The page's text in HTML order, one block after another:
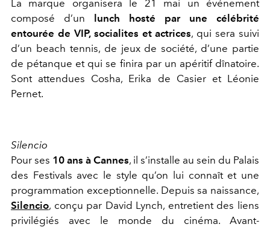
La marque organisera le 21 mai un événement
composé d’un lunch hosté par une célébrité
entourée de VIP, socialites et actrices, qui sera suivi
d’un beach tennis, de jeux de société, d’une partie
de pétanque et qui se finira par un apéritif dînatoire.
Sont attendues Cosha, Erika de Casier et Léonie
Pernet.
Silencio
Pour ses 10 ans à Cannes, il s’installe au sein du Palais
des Festivals avec le style qu’on lui connaît et une
programmation exceptionnelle. Depuis sa naissance,
Silencio, conçu par David Lynch, entretient des liens
privilégiés avec le monde du cinéma. Avant-